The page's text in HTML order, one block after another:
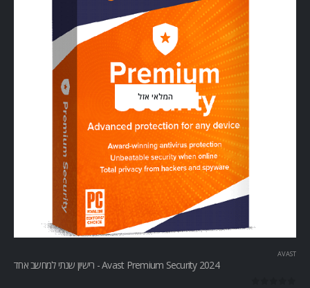
המלאי אזל
AVAST
Avast Premium Security 2024 - רישיון שנתי למחשב אחד